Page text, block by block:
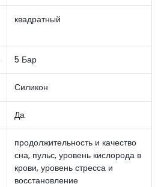
квадратный
5 Бар
Силикон
Да
продолжительность и качество
сна, пульс, уровень кислорода в
крови, уровень стресса и
восстановление